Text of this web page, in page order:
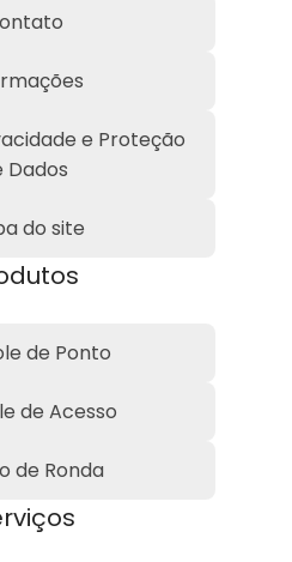
e Proteção
Dados
do site
de Ponto
de Acesso
de Ronda